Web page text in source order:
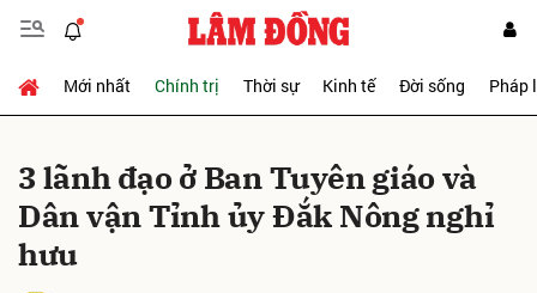
Mới nhất Chính trị Thời sự Kinh tế Đời sống Pháp
3 lãnh đạo ở Ban Tuyên giáo và
Dân vận Tỉnh ủy Đắk Nông nghỉ
hưu
Gửi bình luận